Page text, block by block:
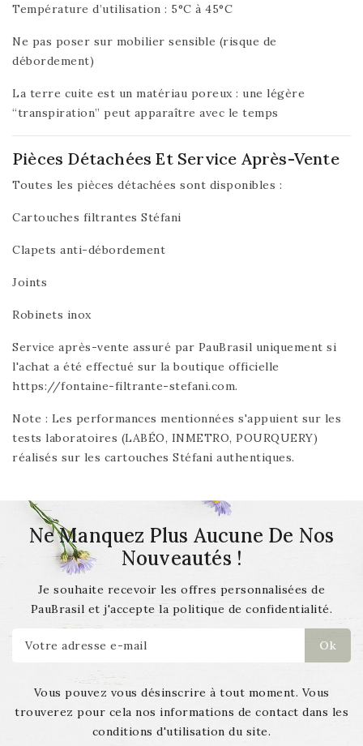
Température d’utilisation : 5°C à 45°C
Ne pas poser sur mobilier sensible (risque de
débordement)
La terre cuite est un matériau poreux : une légère
“transpiration” peut apparaître avec le temps
Pièces Détachées Et Service Après-Vente
Toutes les pièces détachées sont disponibles :
Cartouches filtrantes Stéfani
Clapets anti-débordement
Joints
Robinets inox
Service après-vente assuré par PauBrasil uniquement si
l'achat a été effectué sur la boutique officielle
https://fontaine-filtrante-stefani.com.
Note : Les performances mentionnées s'appuient sur les
tests laboratoires (LABÉO, INMETRO, POURQUERY)
réalisés sur les cartouches Stéfani authentiques.
Ne Manquez Plus Aucune De Nos
Nouveautés !
Je souhaite recevoir les offres personnalisées de
PauBrasil et j'accepte la politique de confidentialité.
Vous pouvez vous désinscrire à tout moment. Vous
trouverez pour cela nos informations de contact dans les
conditions d'utilisation du site.